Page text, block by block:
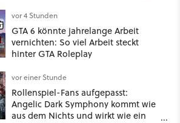
vor 4 Stunden
GTA 6 könnte jahrelange Arbeit
vernichten: So viel Arbeit steckt
hinter GTA Roleplay
vor einer Stunde
Rollenspiel-Fans aufgepasst:
Angelic Dark Symphony kommt wie
aus dem Nichts und wirkt wie ein